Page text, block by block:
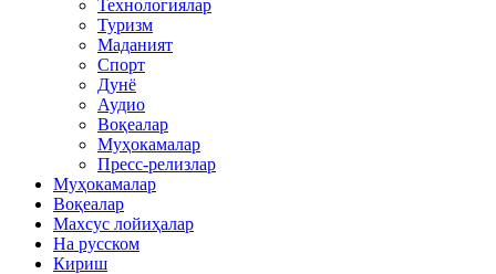
Технологиялар
Туризм
Маданият
Спорт
Дунё
Аудио
Воқеалар
Муҳокамалар
Пресс-релизлар
Муҳокамалар
Воқеалар
Махсус лойиҳалар
На русском
Кириш